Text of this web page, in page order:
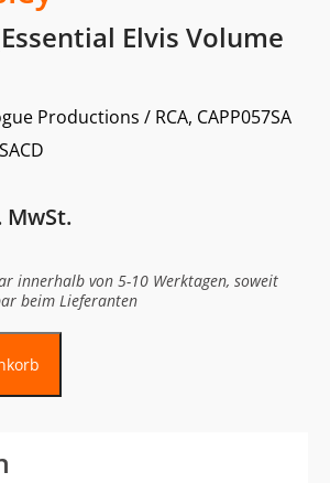
Elvis Volume
Productions / RCA, CAPP057SA
MwSt.
innerhalb von 5-10 Werktagen, soweit
beim Lieferanten